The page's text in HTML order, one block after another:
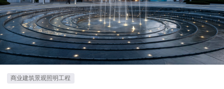
商业建筑景观照明工程